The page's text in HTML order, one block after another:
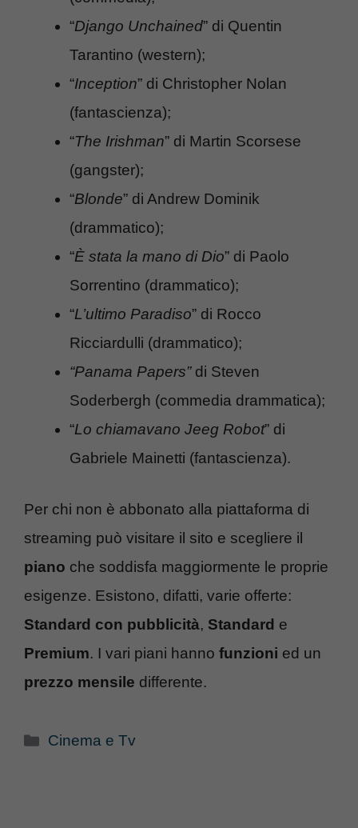
“Django Unchained” di Quentin
Tarantino (western);
“Inception” di Christopher Nolan
(fantascienza);
“The Irishman” di Martin Scorsese
(gangster);
“Blonde” di Andrew Dominik
(drammatico);
“È stata la mano di Dio” di Paolo
Sorrentino (drammatico);
“L’ultimo Paradiso” di Rocco
Ricciardulli (drammatico);
“Panama Papers”di Steven
Soderbergh (commedia drammatica);
“Lo chiamavano Jeeg Robot” di
Gabriele Mainetti (fantascienza).
Per chi non è abbonato alla piattaforma di
streaming può visitare il sito e scegliere il
piano che soddisfa maggiormente le proprie
esigenze. Esistono, difatti, varie offerte:
Standard con pubblicità, Standard e
Premium. I vari piani hanno funzioni ed un
prezzo mensile differente.
Categorie
Cinema e Tv